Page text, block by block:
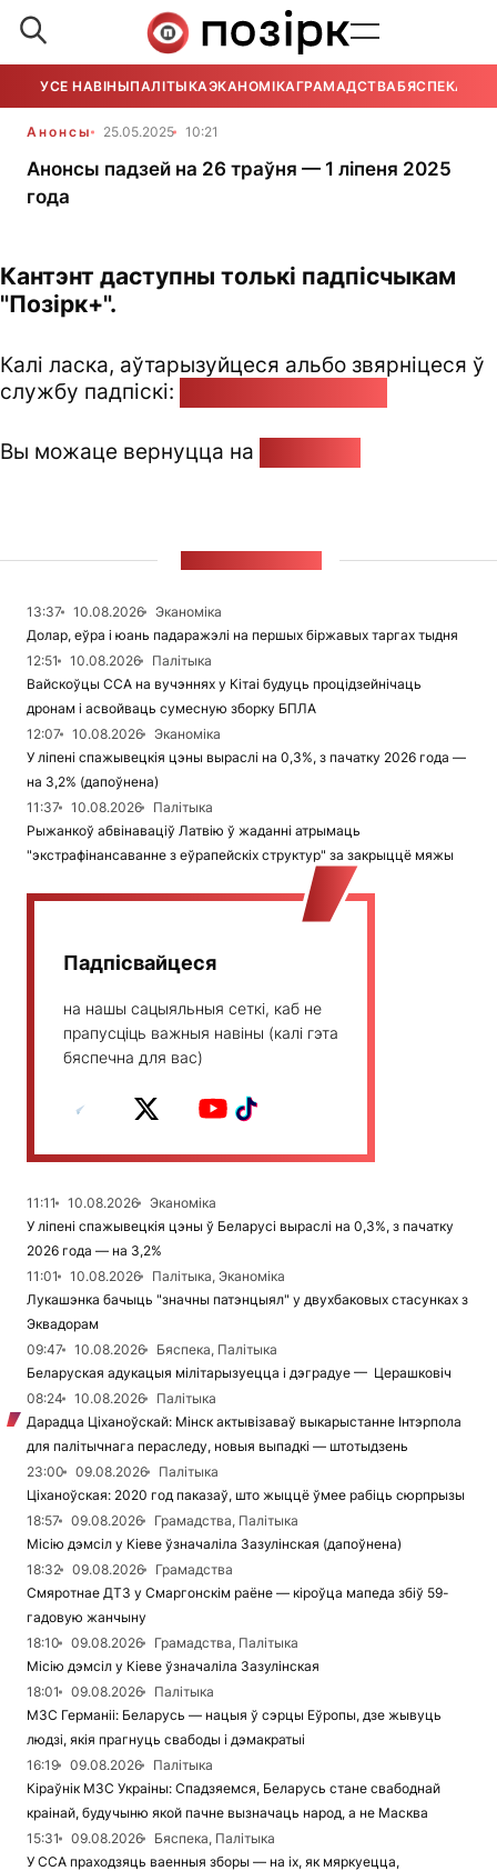
УСЕ НАВІНЫПАЛІТЫКАЭКАНОМІКАГРАМАДСТВАБЯСПЕКА
Анонсы 25.05.2025 10:21
Анонсы падзей на 26 траўня — 1 ліпеня 2025
года
Кантэнт даступны толькі падпісчыкам
"Позірк+".
Калі ласка, аўтарызуйцеся альбо звярніцеся ў
службу падпіскі:
Вы можаце вернуцца на
13:37 10.08.2026
Эканоміка
Долар, еўра і юань падаражэлі на першых біржавых таргах тыдня
12:51
10.08.2026
Палітыка
Вайскоўцы ССА на вучэннях у Кітаі будуць процідзейнічаць
дронам і асвойваць сумесную зборку БПЛА
12:07
10.08.2026
Эканоміка
У ліпені спажывецкія цэны выраслі на 0,3%, з пачатку 2026 года —
на 3,2% (дапоўнена)
11:37
10.08.2026
Палітыка
Рыжанкоў абвінаваціў Латвію ў жаданні атрымаць
"экстрафінансаванне з еўрапейскіх структур" за закрыццё мяжы
Падпісвайцеся
на нашы сацыяльныя сеткі, каб не
прапусціць важныя навіны (калі гэта
бяспечна для вас)
11:11 10.08.2026
Эканоміка
У ліпені спажывецкія цэны ў Беларусі выраслі на 0,3%, з пачатку
2026 года — на 3,2%
11:01
10.08.2026
Палітыка, Эканоміка
Лукашэнка бачыць "значны патэнцыял" у двухбаковых стасунках з
Эквадорам
09:47
10.08.2026
Бяспека, Палітыка
Беларуская адукацыя мілітарызуецца і дэградуе — Церашковіч
08:24
10.08.2026
Палітыка
Дарадца Ціханоўскай: Мінск актывізаваў выкарыстанне Інтэрпола
для палітычнага пераследу, новыя выпадкі — штотыдзень
23:00
09.08.2026
Палітыка
Ціханоўская: 2020 год паказаў, што жыццё ўмее рабіць сюрпрызы
18:57
09.08.2026
Грамадства, Палітыка
Місію дэмсіл у Кіеве ўзначаліла Зазулінская (дапоўнена)
18:32
09.08.2026
Грамадства
Смяротнае ДТЗ у Смаргонскім раёне — кіроўца мапеда збіў 59-
гадовую жанчыну
18:10
09.08.2026
Грамадства, Палітыка
Місію дэмсіл у Кіеве ўзначаліла Зазулінская
18:01
09.08.2026
Палітыка
МЗС Германіі: Беларусь — нацыя ў сэрцы Еўропы, дзе жывуць
людзі, якія прагнуць свабоды і дэмакратыі
16:19
09.08.2026
Палітыка
Кіраўнік МЗС Украіны: Спадзяемся, Беларусь стане свабоднай
краінай, будучыню якой пачне вызначаць народ, а не Масква
15:31
09.08.2026
Бяспека, Палітыка
У ССА праходзяць ваенныя зборы — на іх, як мяркуецца,